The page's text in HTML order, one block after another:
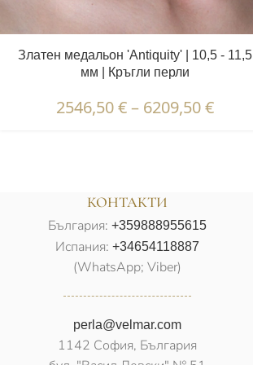
Златен медальон 'Antiquity' | 10,5 - 11,5
мм | Кръгли перли
2546,50€– 6209,50€
КОНТАКТИ
България:+359888955615
Испания:+34654118887
(WhatsApp; Viber)
perla@velmar.com
1142 София, България